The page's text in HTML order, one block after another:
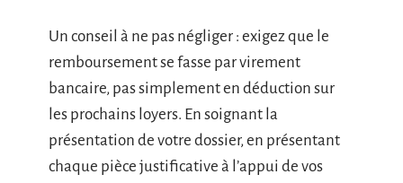
Un conseil à ne pas négliger : exigez que le
remboursement se fasse par virement
bancaire, pas simplement en déduction sur
les prochains loyers. En soignant la
présentation de votre dossier, en présentant
chaque pièce justificative à l’appui de vos